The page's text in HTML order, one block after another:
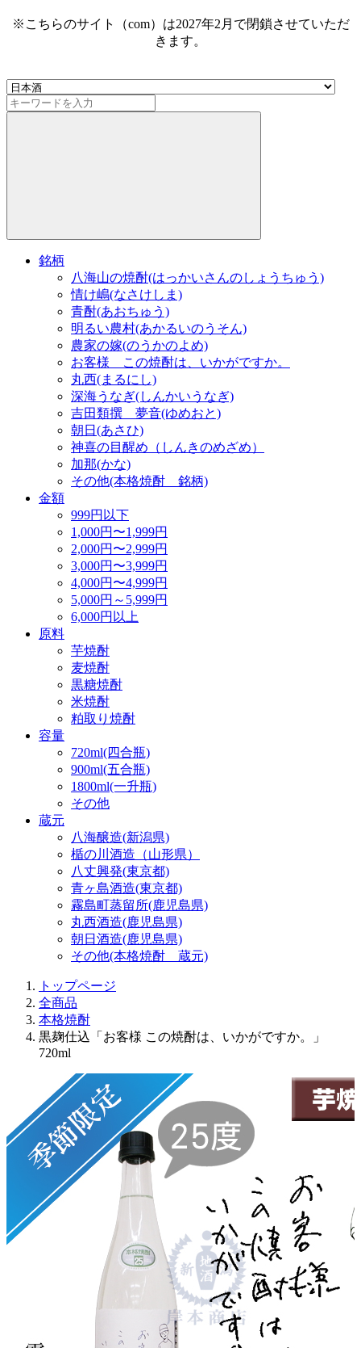
※こちらのサイト（com）は2027年2月で閉鎖させていただ
きます。
銘柄
八海山の焼酎(はっかいさんのしょうちゅう)
情け嶋(なさけしま)
青酎(あおちゅう)
明るい農村(あかるいのうそん)
農家の嫁(のうかのよめ)
お客様 この焼酎は、いかがですか。
丸西(まるにし)
深海うなぎ(しんかいうなぎ)
吉田類撰 夢音(ゆめおと)
朝日(あさひ)
神喜の目醒め（しんきのめざめ）
加那(かな)
その他(本格焼酎 銘柄)
金額
999円以下
1,000円〜1,999円
2,000円〜2,999円
3,000円〜3,999円
4,000円〜4,999円
5,000円～5,999円
6,000円以上
原料
芋焼酎
麦焼酎
黒糖焼酎
米焼酎
粕取り焼酎
容量
720ml(四合瓶)
900ml(五合瓶)
1800ml(一升瓶)
その他
蔵元
八海醸造(新潟県)
楯の川酒造（山形県）
八丈興発(東京都)
青ヶ島酒造(東京都)
霧島町蒸留所(鹿児島県)
丸西酒造(鹿児島県)
朝日酒造(鹿児島県)
その他(本格焼酎 蔵元)
トップページ
全商品
本格焼酎
黒麹仕込「お客様 この焼酎は、いかがですか。」
720ml